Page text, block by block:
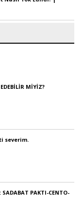
MİYİZ?
severim.
PAKTI-CENTO-